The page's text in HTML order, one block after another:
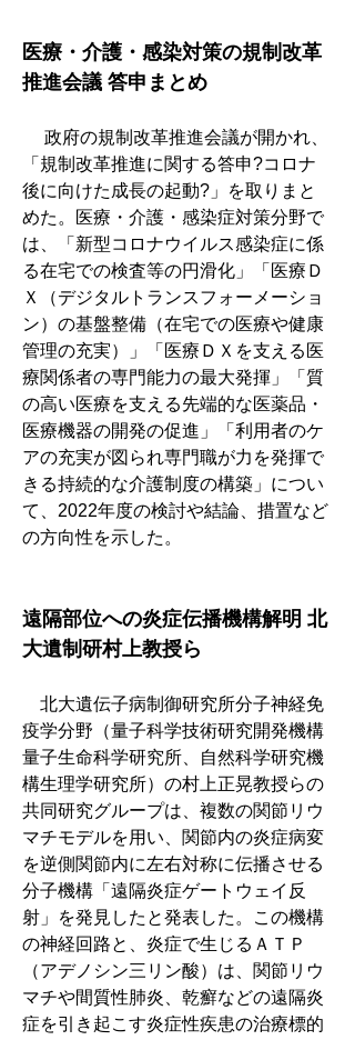
医療・介護・感染対策の規制改革
推進会議 答申まとめ
政府の規制改革推進会議が開かれ、
「規制改革推進に関する答申?コロナ
後に向けた成長の起動?」を取りまと
めた。医療・介護・感染症対策分野で
は、「新型コロナウイルス感染症に係
る在宅での検査等の円滑化」「医療Ｄ
Ｘ（デジタルトランスフォーメーショ
ン）の基盤整備（在宅での医療や健康
管理の充実）」「医療ＤＸを支える医
療関係者の専門能力の最大発揮」「質
の高い医療を支える先端的な医薬品・
医療機器の開発の促進」「利用者のケ
アの充実が図られ専門職が力を発揮で
きる持続的な介護制度の構築」につい
て、2022年度の検討や結論、措置など
の方向性を示した。
遠隔部位への炎症伝播機構解明 北
大遺制研村上教授ら
北大遺伝子病制御研究所分子神経免
疫学分野（量子科学技術研究開発機構
量子生命科学研究所、自然科学研究機
構生理学研究所）の村上正晃教授らの
共同研究グループは、複数の関節リウ
マチモデルを用い、関節内の炎症病変
を逆側関節内に左右対称に伝播させる
分子機構「遠隔炎症ゲートウェイ反
射」を発見したと発表した。この機構
の神経回路と、炎症で生じるＡＴＰ
（アデノシン三リン酸）は、関節リウ
マチや間質性肺炎、乾癬などの遠隔炎
症を引き起こす炎症性疾患の治療標的